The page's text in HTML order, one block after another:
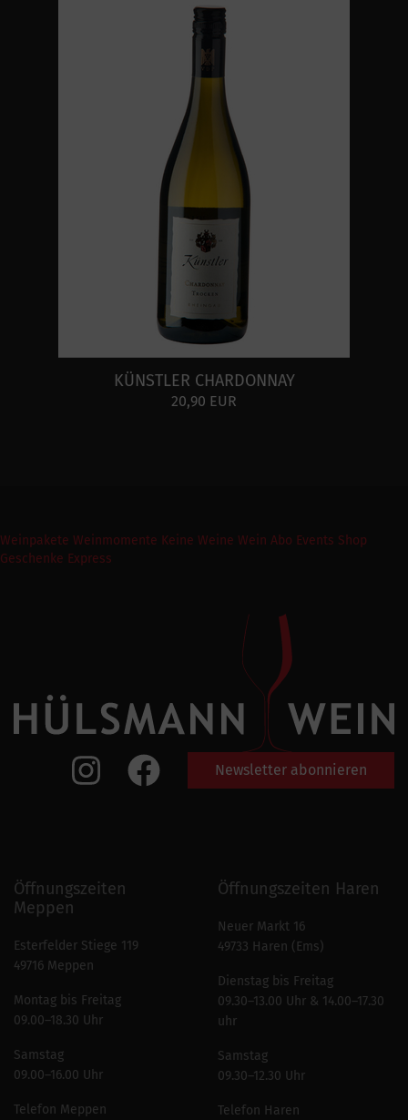
KÜNSTLER CHARDONNAY
20,90 EUR
Weinpakete Weinmomente Keine Weine Wein Abo Events Shop
Geschenke Express
Newsletter abonnieren
Öffnungszeiten
Meppen
Esterfelder Stiege 119
49716 Meppen
Montag bis Freitag
09.00–18.30 Uhr
Samstag
09.00–16.00 Uhr
Telefon Meppen
Öffnungszeiten Haren
Neuer Markt 16
49733 Haren (Ems)
Dienstag bis Freitag
09.30–13.00 Uhr & 14.00–17.30
uhr
Samstag
09.30–12.30 Uhr
Telefon Haren